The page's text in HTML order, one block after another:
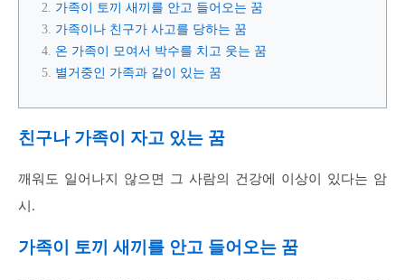
가족이 토끼 새끼를 안고 들어오는 꿈
가족이나 친구가 사고를 당하는 꿈
온 가족이 모여서 박수를 치고 웃는 꿈
별거중인 가족과 같이 있는 꿈
친구나 가족이 자고 있는 꿈
깨워도 일어나지 않으면 그 사람의 건강에 이상이 있다는 암
시.
가족이 토끼 새끼를 안고 들어오는 꿈